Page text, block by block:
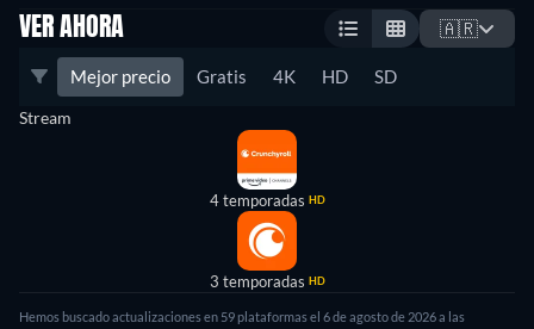
VER AHORA 🇦🇷
Mejor precio Gratis 4K HD SD
Stream
4 temporadas HD
3 temporadas HD
Hemos buscado actualizaciones en 59plataformas el 6 de agosto de 2026 a las